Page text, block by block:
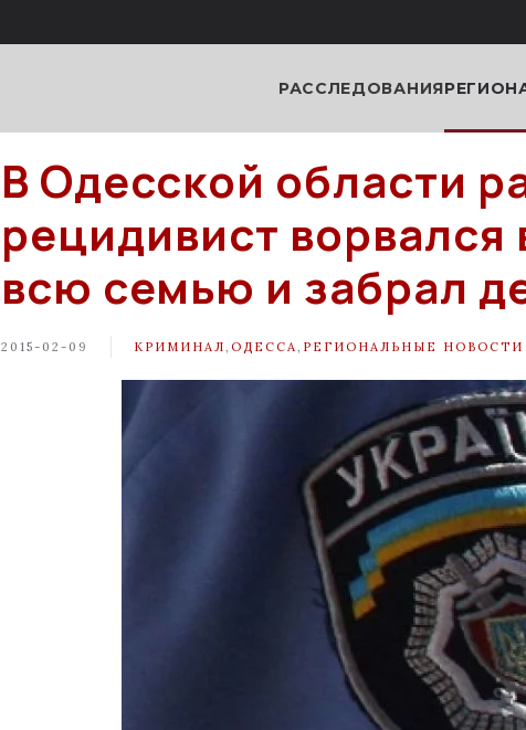
РАССЛЕДОВАНИЯ
В Одесской области
рецидивист ворвался
всю семью и забрал
2015-02-09 КРИМИНАЛ ОДЕССА РЕГИОНАЛЬНЫЕ НОВОСТИ